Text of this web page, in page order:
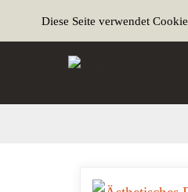
Diese Seite verwendet